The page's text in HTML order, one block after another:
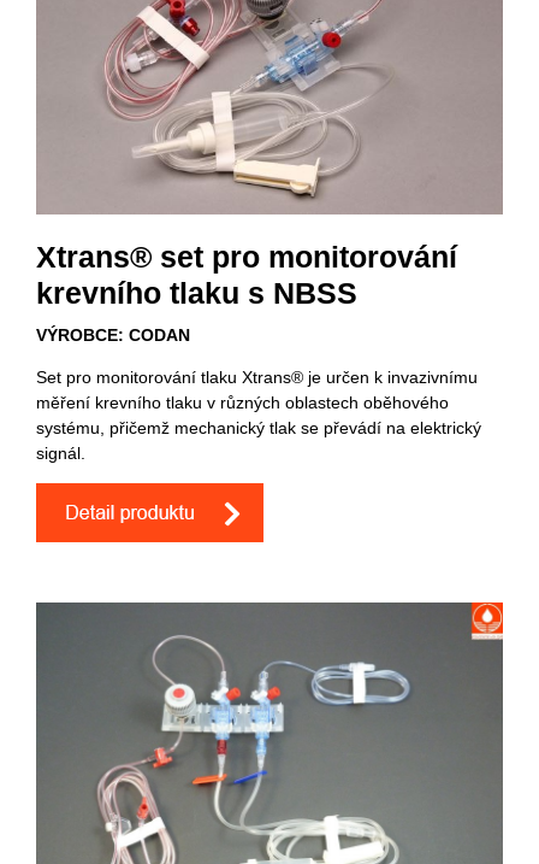
Xtrans® set pro monitorování
krevního tlaku s NBSS
VÝROBCE: CODAN
Set pro monitorování tlaku Xtrans® je určen k invazivnímu
měření krevního tlaku v různých oblastech oběhového
systému, přičemž mechanický tlak se převádí na elektrický
signál.